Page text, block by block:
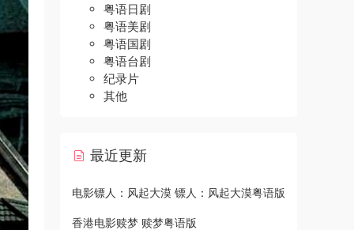
粤语日剧
粤语美剧
粤语国剧
粤语台剧
纪录片
其他
最近更新
电影镖人：风起大漠 镖人：风起大漠粤语版
香港电影赎梦 赎梦粤语版